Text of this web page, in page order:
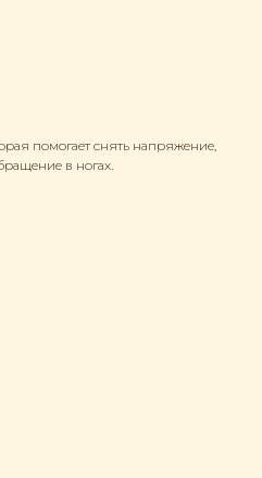
помогает снять напряжение,
в ногах.